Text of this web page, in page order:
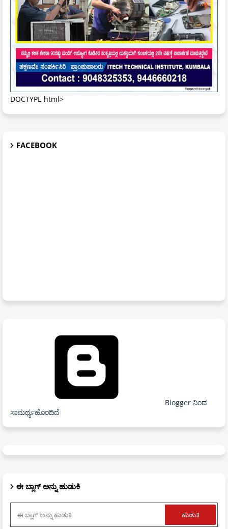
DOCTYPE html>
FACEBOOK
Blogger ನಿಂದ
ಸಾಮರ್ಥ್ಯಹೊಂದಿದೆ
ಈ ಬ್ಲಾಗ್ ಅನ್ನು ಹುಡುಕಿ